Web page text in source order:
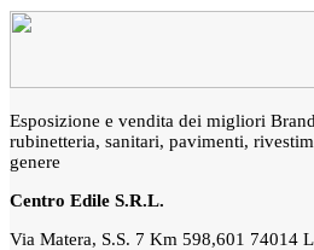
Esposizione e vendita dei migliori
rubinetteria, sanitari, pavimenti,
genere
Centro Edile S.R.L.
Via Matera, S.S. 7 Km 598,601 74014